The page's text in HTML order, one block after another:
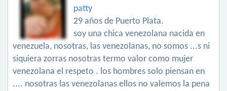
patty
29 años de Puerto Plata.
soy una chica venezolana nacida en
venezuela, nosotras, las venezolanas, no somos ...s ni
siquiera zorras nosotras termo valor como mujer
venezolana el respeto . los hombres solo piensan en
.... nosotras las venezolanas ellos no valemos la pena